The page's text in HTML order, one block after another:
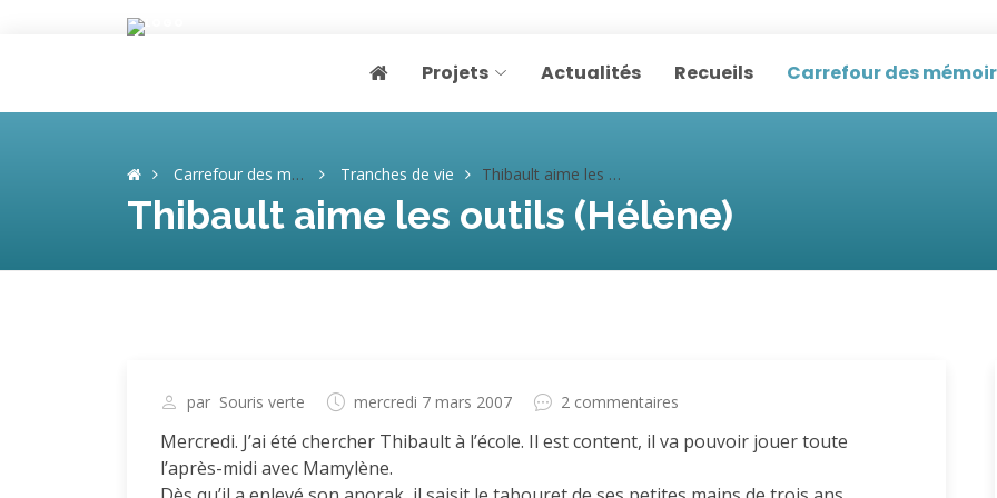
Page home
Projets Actualités Recueils Carrefour des
Carrefour des mémoires Tranches de vie Thibault aime les outils (Hélène)
Thibault aime les outils (Hélène)
par Souris verte mercredi 7 mars 2007 2 commentaires
Mercredi. J’ai été chercher Thibault à l’école. Il est content, il va pouvoir jouer toute
l’après-midi avec Mamylène.